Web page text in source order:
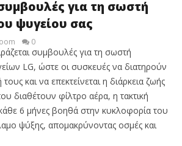
για τη σωστή
ψυγείου σας
0
συμβουλές για τη σωστή
LG, ώστε οι συσκευές να διατηρούν
και να επεκτείνεται η διάρκεια ζωής
διαθέτουν φίλτρο αέρα, η τακτική
6 μήνες βοηθά στην κυκλοφορία του
ψύξης, απομακρύνοντας οσμές και